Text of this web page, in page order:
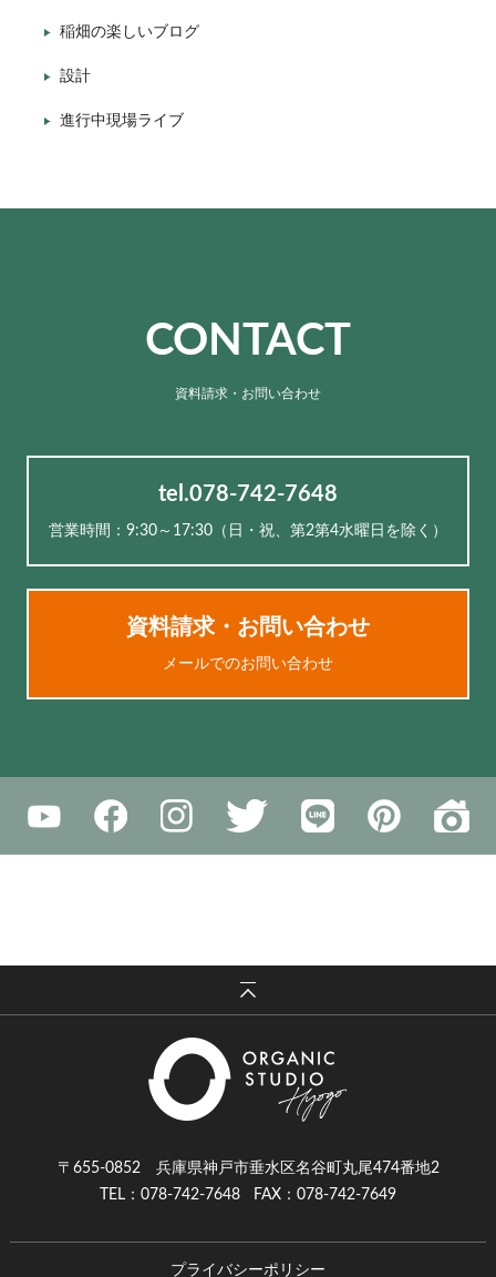
稲畑の楽しいブログ
設計
進行中現場ライブ
CONTACT
資料請求・お問い合わせ
tel.078-742-7648
営業時間：9:30～17:30（⽇・祝、第2第4水曜日を除く）
資料請求・お問い合わせ
メールでのお問い合わせ
〒655-0852 兵庫県神戸市垂水区名谷町丸尾474番地2
TEL：078-742-7648
FAX：078-742-7649
プライバシーポリシー